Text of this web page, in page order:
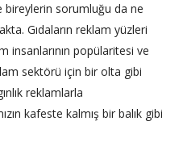
bireylerin sorumluğu da ne
Gıdaların reklam yüzleri
insanlarının popülaritesi ve
sektörü için bir olta gibi
reklamlarla
kafeste kalmış bir balık gibi